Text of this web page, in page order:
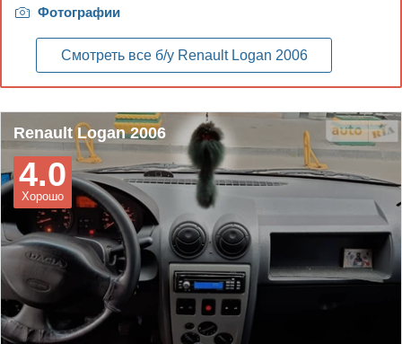
Фотографии
Смотреть все б/у Renault Logan 2006
Renault Logan 2006
Хорошо
4.0